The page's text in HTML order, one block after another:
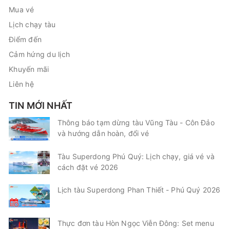
Mua vé
Lịch chạy tàu
Điểm đến
Cảm hứng du lịch
Khuyến mãi
Liên hệ
TIN MỚI NHẤT
Thông báo tạm dừng tàu Vũng Tàu - Côn Đảo
và hướng dẫn hoàn, đổi vé
Tàu Superdong Phú Quý: Lịch chạy, giá vé và
cách đặt vé 2026
Lịch tàu Superdong Phan Thiết - Phú Quý 2026
Thực đơn tàu Hòn Ngọc Viễn Đông: Set menu